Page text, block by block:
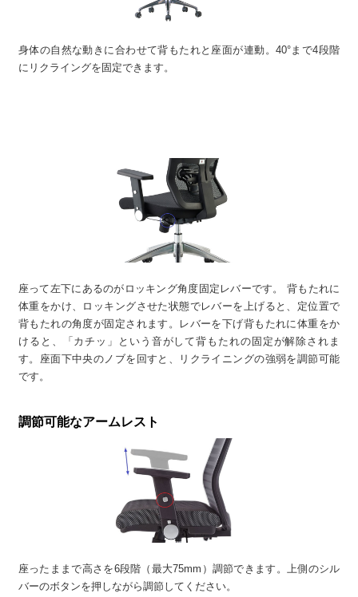
身体の自然な動きに合わせて背もたれと座面が連動。40°まで4段階
にリクライングを固定できます。
座って左下にあるのがロッキング角度固定レバーです。 背もたれに
体重をかけ、ロッキングさせた状態でレバーを上げると、定位置で
背もたれの角度が固定されます。レバーを下げ背もたれに体重をか
けると、「カチッ」という音がして背もたれの固定が解除されま
す。座面下中央のノブを回すと、リクライニングの強弱を調節可能
です。
調節可能なアームレスト
座ったままで高さを6段階（最大75mm）調節できます。上側のシル
バーのボタンを押しながら調節してください。